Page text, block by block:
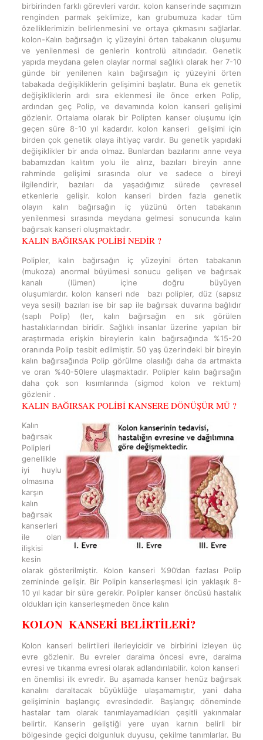
birbirinden farklı görevleri vardır. kolon kanserinde saçımızın
renginden parmak şeklimize, kan grubumuza kadar tüm
özelliklerimizin belirlenmesini ve ortaya çıkmasını sağlarlar.
kolon-Kalın bağırsağın iç yüzeyini örten tabakanın oluşumu
ve yenilenmesi de genlerin kontrolü altındadır. Genetik
yapıda meydana gelen olaylar normal sağlıklı olarak her 7-10
günde bir yenilenen kalın bağırsağın iç yüzeyini örten
tabakada değişikliklerin gelişimini başlatır. Buna ek genetik
değişikliklerin ardı sıra eklenmesi ile önce erken Polip,
ardından geç Polip, ve devamında kolon kanseri gelişimi
gözlenir. Ortalama olarak bir Polipten kanser oluşumu için
geçen süre 8-10 yıl kadardır. kolon kanseri gelişimi için
birden çok genetik olaya ihtiyaç vardır. Bu genetik yapıdaki
değişiklikler bir anda olmaz. Bunlardan bazılarını anne veya
babamızdan kalıtım yolu ile alırız, bazıları bireyin anne
rahminde gelişimi sırasında olur ve sadece o bireyi
ilgilendirir, bazıları da yaşadığımız sürede çevresel
etkenlerle gelişir. kolon kanseri birden fazla genetik
olayın kalın bağırsağın iç yüzünü örten tabakanın
yenilenmesi sırasında meydana gelmesi sonucunda kalın
bağırsak kanseri oluşmaktadır.
KALIN BAĞIRSAK POLİBİ NEDİR ?
Polipler, kalın bağırsağın iç yüzeyini örten tabakanın
(mukoza) anormal büyümesi sonucu gelişen ve bağırsak
kanalı (lümen) içine doğru büyüyen
oluşumlardır. kolon kanseri nde bazı polipler, düz (sapsız
veya sesil) bazıları ise bir sap ile bağırsak duvarına bağlıdır
(saplı Polip) (ler, kalın bağırsağın en sık görülen
hastalıklarından biridir. Sağlıklı insanlar üzerine yapılan bir
araştırmada erişkin bireylerin kalın bağırsağında %15-20
oranında Polip tesbit edilmiştir. 50 yaş üzerindeki bir bireyin
kalın bağırsağında Polip görülme olasılığı daha da artmakta
ve oran %40-50lere ulaşmaktadır. Polipler kalın bağırsağın
daha çok son kısımlarında (sigmod kolon ve rektum)
gözlenir .
KALIN BAĞIRSAK POLİBİ KANSERE DÖNÜŞÜR MÜ ?
Kalın
bağırsak
Polipleri
genellikle
iyi huylu
olmasına
karşın
kalın
bağırsak
kanserleri
ile olan
ilişkisi
kesin
olarak gösterilmiştir. Kolon kanseri %90’dan fazlası Polip
zemininde gelişir. Bir Polipin kanserleşmesi için yaklaşık 8-
10 yıl kadar bir süre gerekir. Polipler kanser öncüsü hastalık
oldukları için kanserleşmeden önce kalın
KOLON KANSERİ BELİRTİLERİ?
Kolon kanseri belirtileri ilerleyicidir ve birbirini izleyen üç
evre gözlenir. Bu evreler daralma öncesi evre, daralma
evresi ve tıkanma evresi olarak adlandırılabilir. kolon kanseri
en önemlisi ilk evredir. Bu aşamada kanser henüz bağırsak
kanalını daraltacak büyüklüğe ulaşamamıştır, yani daha
gelişiminin başlangıç evresindedir. Başlangıç döneminde
hastalar tam olarak tanımlayamadıkları çeşitli yakınmalar
belirtir. Kanserin geliştiği yere uyan karnın belirli bir
bölgesinde geçici dolgunluk duyusu, çekilme tanımlarlar. Bu